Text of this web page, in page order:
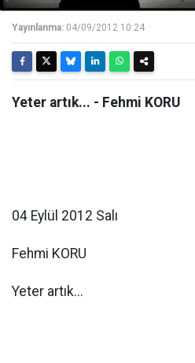
Yayınlanma: 04/09/2012 10:24
Yeter artık... - Fehmi KORU
04 Eylül 2012 Salı
Fehmi KORU
Yeter artık...